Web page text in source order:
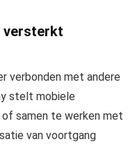
versterkt
verbonden met andere
stelt mobiele
samen te werken met
van voortgang